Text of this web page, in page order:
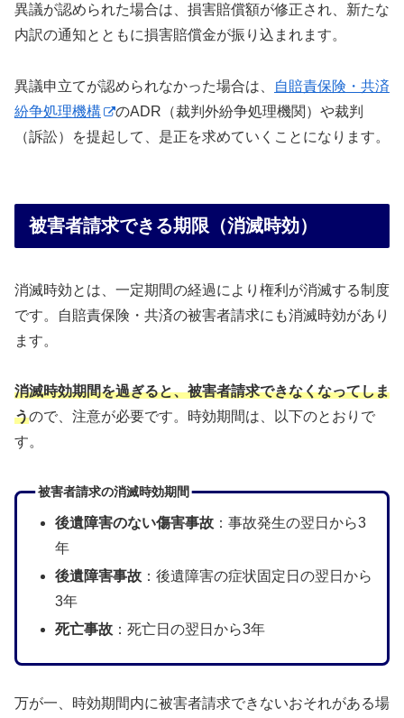
異議が認められた場合は、損害賠償額が修正され、新たな
内訳の通知とともに損害賠償金が振り込まれます。
異議申立てが認められなかった場合は、
自賠責保険・共済
紛争処理機構
のADR（裁判外紛争処理機関）や裁判
（訴訟）を提起して、是正を求めていくことになります。
被害者請求できる期限（消滅時効）
消滅時効とは、一定期間の経過により権利が消滅する制度
です。自賠責保険・共済の被害者請求にも消滅時効があり
ます。
消滅時効期間を過ぎると、被害者請求できなくなってしま
うので、注意が必要です。時効期間は、以下のとおりで
す。
被害者請求の消滅時効期間
後遺障害のない傷害事故：事故発生の翌日から3
年
後遺障害事故：後遺障害の症状固定日の翌日から
3年
死亡事故：死亡日の翌日から3年
万が一、時効期間内に被害者請求できないおそれがある場